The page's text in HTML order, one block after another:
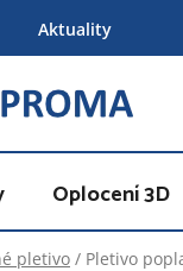
Aktuality
Oplocení 3D
pletivo / Pletivo